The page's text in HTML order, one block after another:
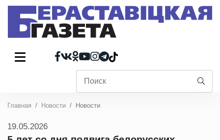
Главная Новости Новости
19.05.2026